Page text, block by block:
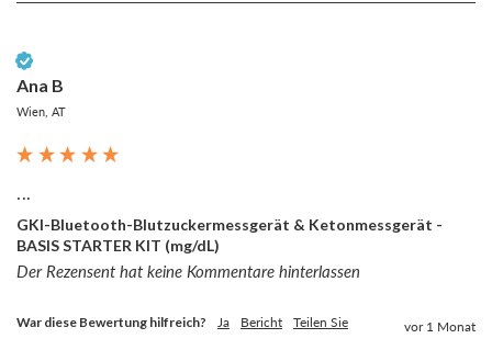
Ana B
Wien, AT
...
GKI-Bluetooth-Blutzuckermessgerät & Ketonmessgerät -
BASIS STARTER KIT (mg/dL)
Der Rezensent hat keine Kommentare hinterlassen
War diese Bewertung hilfreich? Ja Bericht Teilen Sie vor 1 Monat